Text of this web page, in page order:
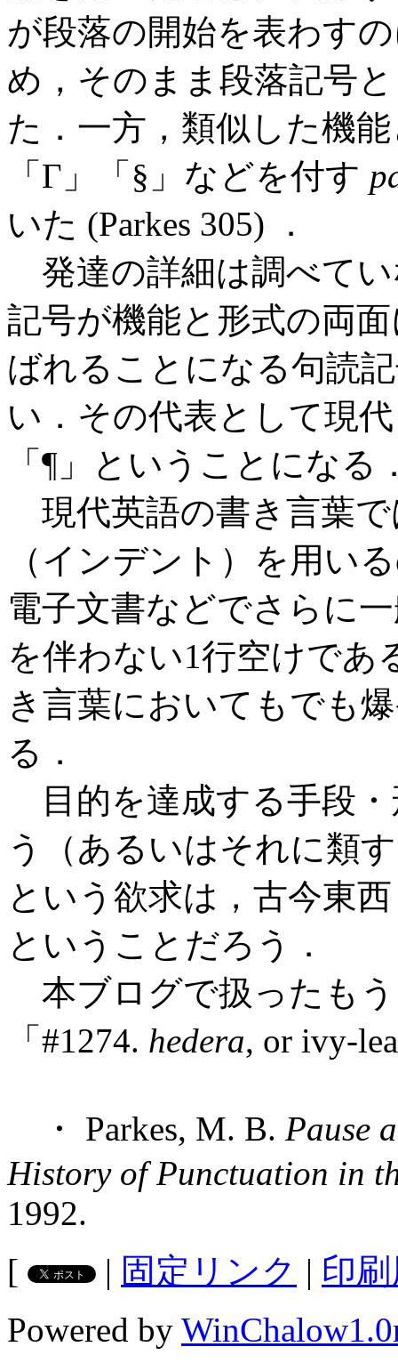
が段落の開始を表わす
め，そのまま段落記号
た．一方，類似した機
「Γ」「§」などを付す
いた (Parkes 305) ．
発達の詳細は調べて
記号が機能と形式の両
ばれることになる句読
い．その代表として現
「¶」ということになる
現代英語の書き言葉
（インデント）を用い
電子文書などでさらに
を伴わない1行空けであ
き言葉においてもでも
る．
目的を達成する手段
う（あるいはそれに類
という欲求は，古今東
ということだろう．
本ブログで扱ったも
「#1274. hedera, or ivy-
・ Parkes, M. B. Pause
History of Punctuation in
1992.
[
| 固定リンク | 印
Powered by